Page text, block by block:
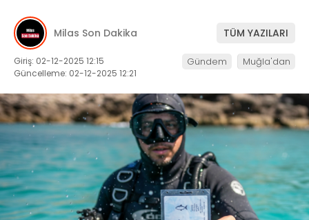
İhbar Hattı
Facebook
Instagram
Milas Son Dakika TÜM YAZILARI
Giriş: 02-12-2025 12:15
Güncelleme: 02-12-2025 12:21
Gündem Muğla'dan